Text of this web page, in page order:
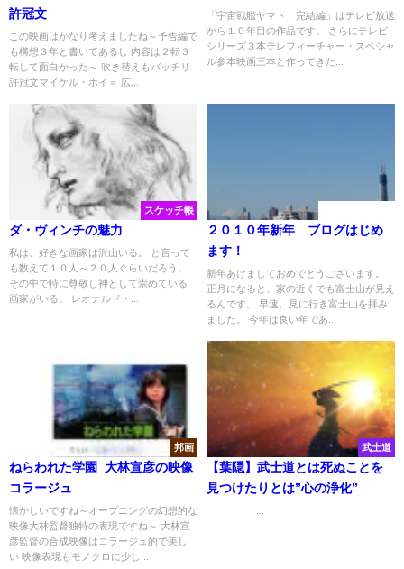
許冠文
この映画はかなり考えましたね～予告編で
も構想３年と書いてあるし 内容は２転３
転して面白かった～ 吹き替えもバッチリ
許冠文マイケル・ホイ＝ 広...
「宇宙戦艦ヤマト 完結編」はテレビ放送
から１０年目の作品です。 さらにテレビ
シリーズ３本テレフィーチャー・スペシャ
ル参本映画三本と作ってきた...
スケッチ帳
ダ・ヴィンチの魅力
私は、好きな画家は沢山いる。 と言って
も数えて１０人～２０人ぐらいだろう。
その中で特に尊敬し神として崇めている
画家がいる。 レオナルド・...
２０１０年新年 ブログはじめ
ます！
新年あけましておめでとうございます。
正月になると、家の近くでも富士山が見え
るんです。 早速、見に行き富士山を拝み
ました。 今年は良い年であ...
邦画
ねらわれた学園_大林宣彦の映像
コラージュ
懐かしいですね～オープニングの幻想的な
映像大林監督独特の表現ですね～ 大林宣
彦監督の合成映像はコラージュ的で美し
い 映像表現もモノクロに少し...
武士道
【葉隠】武士道とは死ぬことを
見つけたりとは”心の浄化”